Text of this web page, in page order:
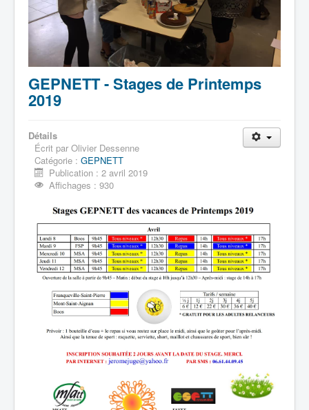
GEPNETT - Stages de Printemps
2019
Détails
Écrit par Olivier Dessenne
Catégorie : GEPNETT
Publication : 2 avril 2019
Affichages : 930